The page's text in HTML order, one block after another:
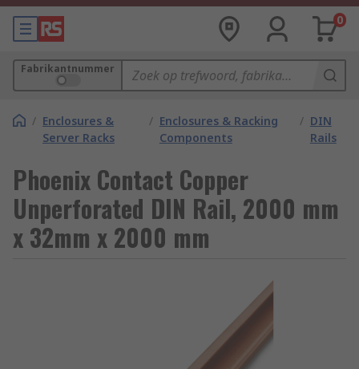
0
Fabrikantnummer
/ Enclosures &
Server Racks
/ Enclosures & Racking
Components
/ DIN
Rails
Phoenix Contact Copper
Unperforated DIN Rail, 2000 mm
x 32mm x 2000 mm